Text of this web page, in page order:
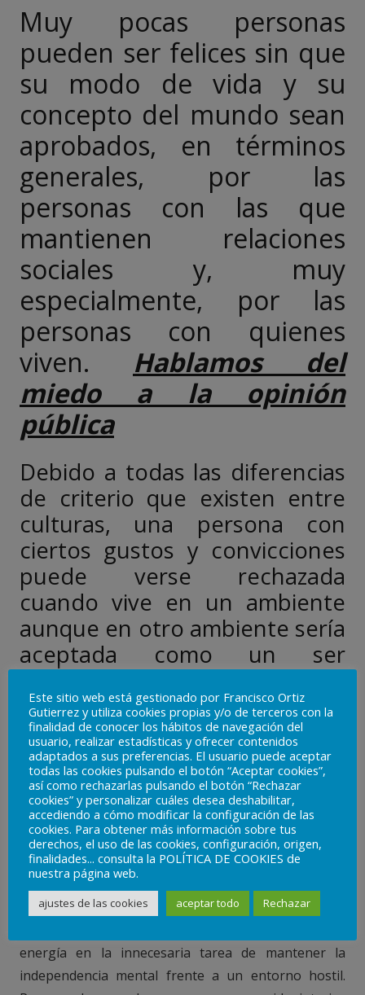
Muy pocas personas
pueden ser felices sin que
su modo de vida y su
concepto del mundo sean
aprobados, en términos
generales, por las
personas con las que
mantienen relaciones
sociales y, muy
especialmente, por las
personas con quienes
viven. Hablamos del
miedo a la opinión
pública
Debido a todas las diferencias
de criterio que existen entre
culturas, una persona con
ciertos gustos y convicciones
puede verse rechazada
cuando vive en un ambiente
aunque en otro ambiente sería
aceptada como un ser
normal. De este modo, por
nuestra ignorancia del resto
del mundo, en ocasiones
sufrimos mucha desgracia
innecesaria durante toda la
vida debido al miedo a la
opinión pública.
Este aislamiento no solo es una fuente de dolor, sino
energía en la innecesaria tarea de mantener la
independencia mental frente a un entorno hostil.
Este sitio web está gestionado por Francisco Ortiz
Gutierrez y utiliza cookies propias y/o de terceros con la
finalidad de conocer los hábitos de navegación del
usuario, realizar estadísticas y ofrecer contenidos
adaptados a sus preferencias. El usuario puede aceptar
todas las cookies pulsando el botón “Aceptar cookies”,
así como rechazarlas pulsando el botón “Rechazar
cookies” y personalizar cuáles desea deshabilitar,
accediendo a cómo modificar la configuración de las
cookies. Para obtener más información sobre tus
derechos, el uso de las cookies, configuración, origen,
finalidades... consulta la POLÍTICA DE COOKIES de
nuestra página web.
ajustes de las cookies aceptar todo Rechazar